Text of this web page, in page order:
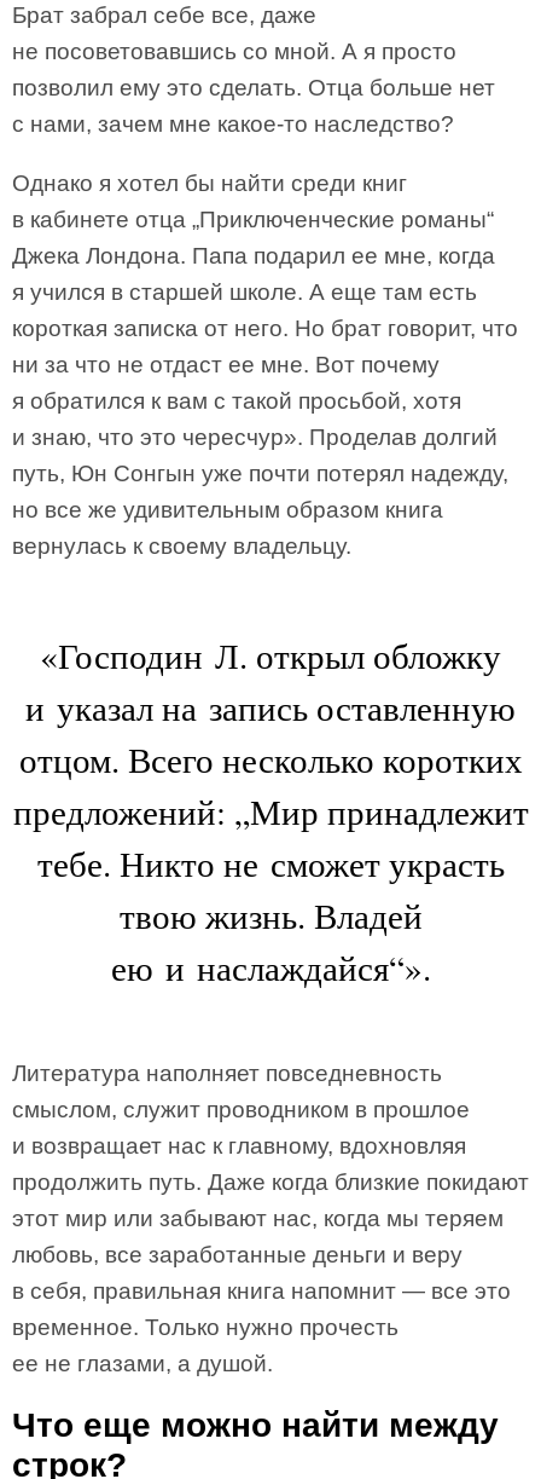
Брат забрал себе все, даже
не посоветовавшись со мной. А я просто
позволил ему это сделать. Отца больше нет
с нами, зачем мне какое-то наследство?
Однако я хотел бы найти среди книг
в кабинете отца „Приключенческие романы“
Джека Лондона. Папа подарил ее мне, когда
я учился в старшей школе. А еще там есть
короткая записка от него. Но брат говорит, что
ни за что не отдаст ее мне. Вот почему
я обратился к вам с такой просьбой, хотя
и знаю, что это чересчур». Проделав долгий
путь, Юн Сонгын уже почти потерял надежду,
но все же удивительным образом книга
вернулась к своему владельцу.
«Господин Л. открыл обложку
и указал на запись оставленную
отцом. Всего несколько коротких
предложений: „Мир принадлежит
тебе. Никто не сможет украсть
твою жизнь. Владей
ею и наслаждайся“».
Литература наполняет повседневность
смыслом, служит проводником в прошлое
и возвращает нас к главному, вдохновляя
продолжить путь. Даже когда близкие покидают
этот мир или забывают нас, когда мы теряем
любовь, все заработанные деньги и веру
в себя, правильная книга напомнит — все это
временное. Только нужно прочесть
ее не глазами, а душой.
Что еще можно найти между
строк?